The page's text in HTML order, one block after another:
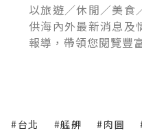
以旅遊／休閒／美食
供海內外最新消息及
報導，帶領您閱覽豐
#台北 #艋舺 #肉圓